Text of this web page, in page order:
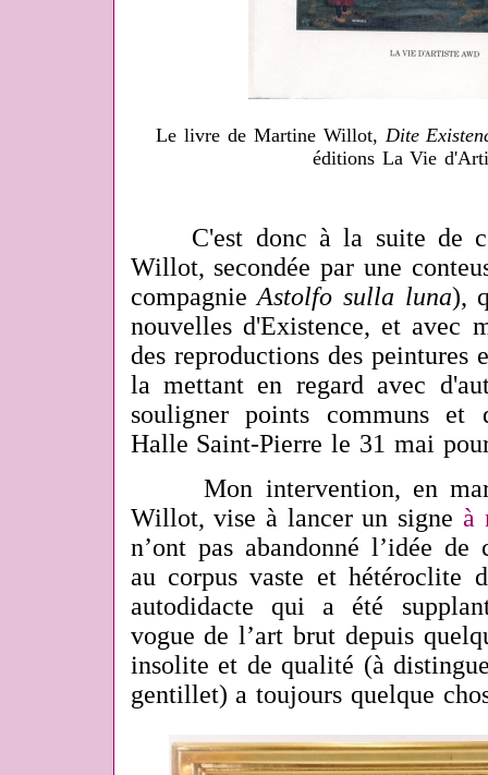
Le livre de Martine Willot, Dite
éditions La Vie
C'est donc à la suite de
Willot, secondée par une
compagnieAstolfo sulla luna),
nouvelles d'Existence, et avec
des reproductions des peintures
la mettant en regard avec
souligner points communs
Halle Saint-Pierre le 31 mai
Mon intervention, en
Willot, vise à lancer un signe à
n’ont pas abandonné l’idée de
au corpus vaste et hétéroclite
autodidacte qui a été
vogue de l’art brut depuis
insolite et de qualité (à
gentillet) a toujours quelque